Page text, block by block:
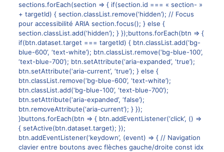
sections.forEach(section => { if(section.id === « section- »
+ targetId) { section.classList.remove(‘hidden’); // Focus
pour accessibilité ARIA section.focus(); } else {
section.classList.add(‘hidden’); } });buttons.forEach(btn => {
if(btn.dataset.target === targetId) { btn.classList.add(‘bg-
blue-600’, ‘text-white’); btn.classList.remove(‘bg-blue-100’,
‘text-blue-700’); btn.setAttribute(‘aria-expanded’, ‘true’);
btn.setAttribute(‘aria-current’, ‘true’); } else {
btn.classList.remove(‘bg-blue-600’, ‘text-white’);
btn.classList.add(‘bg-blue-100’, ‘text-blue-700’);
btn.setAttribute(‘aria-expanded’, ‘false’);
btn.removeAttribute(‘aria-current’); } });
}buttons.forEach(btn => { btn.addEventListener(‘click’, () =>
{ setActive(btn.dataset.target); });
btn.addEventListener(‘keydown’, (event) => { // Navigation
clavier entre boutons avec flèches gauche/droite const idx